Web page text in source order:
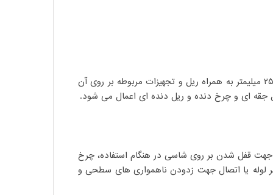
بدنه اصلی دستگاه از لوله یا پروفیل صنعتی ساخته شده است. پس از رنگ آمیزی به روش الکتروستاتیک فک های اصلی به سایز ۲۵۰ میلیمتر به همراه ریل و تجهیزات مربوطه بر روی آن
جقه ای و چرخ دنده و ریل دنده ای اعمال می شود.
قفل شدن بر روی شاسی در هنگام استفاده، چرخ
لوله یا اتصال جهت زدودن ناهمواری های سطحی و